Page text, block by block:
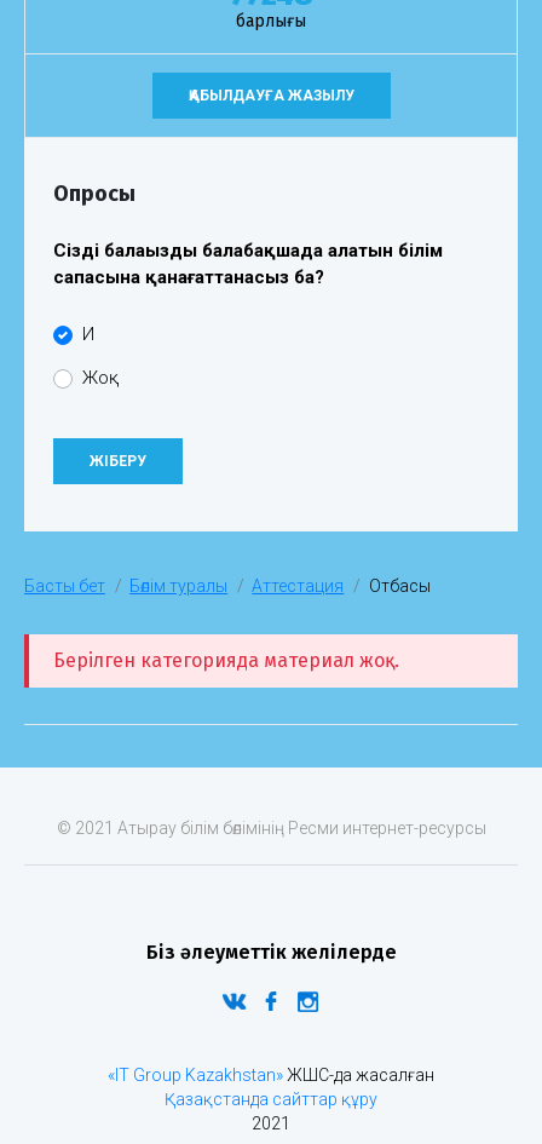
барлығы
ҚАБЫЛДАУҒА ЖАЗЫЛУ
Опросы
Сіздің балаңыздың балабақшада алатын білім
сапасына қанағаттанасыз ба?
Иә
Жоқ
Басты бет Бөлім туралы Аттестация Отбасы
Берілген категорияда материал жоқ.
© 2021 Атырау білім бөлімінің Ресми интернет-ресурсы
Біз әлеуметтік желілерде
«IT Group Kazakhstan»ЖШС-да жасалған
Қазақстанда сайттар құру
2021